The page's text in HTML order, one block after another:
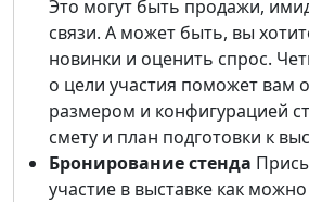
Это могут быть продажи,
связи. А может быть, вы
новинки и оценить спрос.
о цели участия поможет вам
размером и конфигурацией
смету и план подготовки к
Бронирование стенда
участие в выставке как